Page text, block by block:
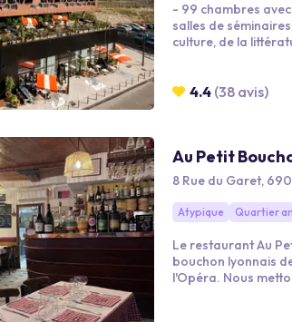
- 99 chambres
salles de séminaires - 1 Rooftop pour faire de supers apéros - De la
culture, de la littérature, des
4.4 (38 avis)
Au Petit
8 Rue du Garet,
Atypique Quartier
Le restaurant Au
bouchon lyonnais
l'Opéra. Nous